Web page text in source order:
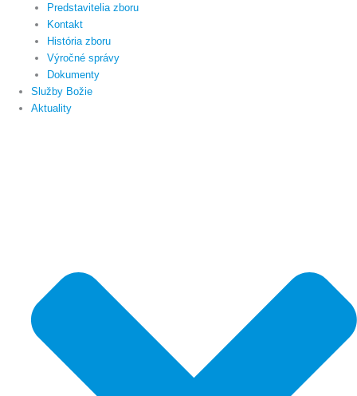
Predstavitelia zboru
Kontakt
História zboru
Výročné správy
Dokumenty
Služby Božie
Aktuality